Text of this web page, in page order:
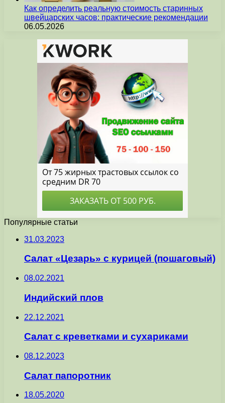
Как определить реальную стоимость старинных
швейцарских часов: практические рекомендации
06.05.2026
Популярные статьи
31.03.2023
Салат «Цезарь» с курицей (пошаговый)
08.02.2021
Индийский плов
22.12.2021
Салат с креветками и сухариками
08.12.2023
Салат папоротник
18.05.2020